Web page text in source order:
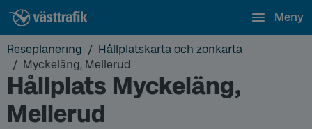
Meny
Reseplanering
Hållplatskarta och zonkarta
Myckeläng, Mellerud
Hållplats Myckeläng,
Mellerud